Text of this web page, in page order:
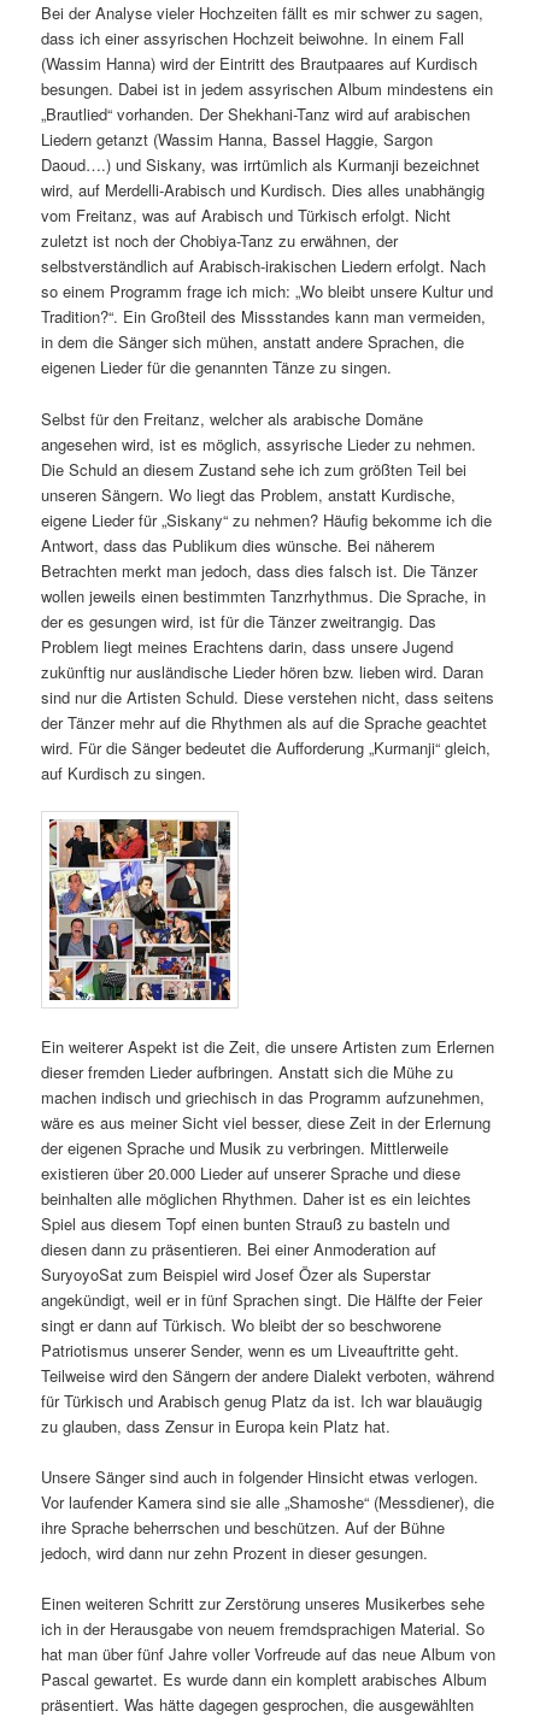
Bei der Analyse vieler Hochzeiten fällt es mir schwer zu sagen,
dass ich einer assyrischen Hochzeit beiwohne. In einem Fall
(Wassim Hanna) wird der Eintritt des Brautpaares auf Kurdisch
besungen. Dabei ist in jedem assyrischen Album mindestens ein
„Brautlied“ vorhanden. Der Shekhani-Tanz wird auf arabischen
Liedern getanzt (Wassim Hanna, Bassel Haggie, Sargon
Daoud….) und Siskany, was irrtümlich als Kurmanji bezeichnet
wird, auf Merdelli-Arabisch und Kurdisch. Dies alles unabhängig
vom Freitanz, was auf Arabisch und Türkisch erfolgt. Nicht
zuletzt ist noch der Chobiya-Tanz zu erwähnen, der
selbstverständlich auf Arabisch-irakischen Liedern erfolgt. Nach
so einem Programm frage ich mich: „Wo bleibt unsere Kultur und
Tradition?“. Ein Großteil des Missstandes kann man vermeiden,
in dem die Sänger sich mühen, anstatt andere Sprachen, die
eigenen Lieder für die genannten Tänze zu singen.
Selbst für den Freitanz, welcher als arabische Domäne
angesehen wird, ist es möglich, assyrische Lieder zu nehmen.
Die Schuld an diesem Zustand sehe ich zum größten Teil bei
unseren Sängern. Wo liegt das Problem, anstatt Kurdische,
eigene Lieder für „Siskany“ zu nehmen? Häufig bekomme ich die
Antwort, dass das Publikum dies wünsche. Bei näherem
Betrachten merkt man jedoch, dass dies falsch ist. Die Tänzer
wollen jeweils einen bestimmten Tanzrhythmus. Die Sprache, in
der es gesungen wird, ist für die Tänzer zweitrangig. Das
Problem liegt meines Erachtens darin, dass unsere Jugend
zukünftig nur ausländische Lieder hören bzw. lieben wird. Daran
sind nur die Artisten Schuld. Diese verstehen nicht, dass seitens
der Tänzer mehr auf die Rhythmen als auf die Sprache geachtet
wird. Für die Sänger bedeutet die Aufforderung „Kurmanji“ gleich,
auf Kurdisch zu singen.
Ein weiterer Aspekt ist die Zeit, die unsere Artisten zum Erlernen
dieser fremden Lieder aufbringen. Anstatt sich die Mühe zu
machen indisch und griechisch in das Programm aufzunehmen,
wäre es aus meiner Sicht viel besser, diese Zeit in der Erlernung
der eigenen Sprache und Musik zu verbringen. Mittlerweile
existieren über 20.000 Lieder auf unserer Sprache und diese
beinhalten alle möglichen Rhythmen. Daher ist es ein leichtes
Spiel aus diesem Topf einen bunten Strauß zu basteln und
diesen dann zu präsentieren. Bei einer Anmoderation auf
SuryoyoSat zum Beispiel wird Josef Özer als Superstar
angekündigt, weil er in fünf Sprachen singt. Die Hälfte der Feier
singt er dann auf Türkisch. Wo bleibt der so beschworene
Patriotismus unserer Sender, wenn es um Liveauftritte geht.
Teilweise wird den Sängern der andere Dialekt verboten, während
für Türkisch und Arabisch genug Platz da ist. Ich war blauäugig
zu glauben, dass Zensur in Europa kein Platz hat.
Unsere Sänger sind auch in folgender Hinsicht etwas verlogen.
Vor laufender Kamera sind sie alle „Shamoshe“ (Messdiener), die
ihre Sprache beherrschen und beschützen. Auf der Bühne
jedoch, wird dann nur zehn Prozent in dieser gesungen.
Einen weiteren Schritt zur Zerstörung unseres Musikerbes sehe
ich in der Herausgabe von neuem fremdsprachigen Material. So
hat man über fünf Jahre voller Vorfreude auf das neue Album von
Pascal gewartet. Es wurde dann ein komplett arabisches Album
präsentiert. Was hätte dagegen gesprochen, die ausgewählten